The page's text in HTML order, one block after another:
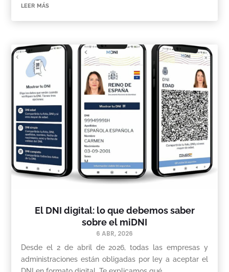
leer más
El DNI digital: lo que debemos saber
sobre el miDNI
6 ABR, 2026
Desde el 2 de abril de 2026, todas las empresas y
administraciones están obligadas por ley a aceptar el